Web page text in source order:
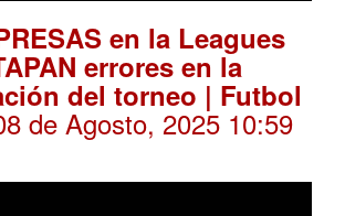
en la Leagues
errores en la
del torneo | Futbol
de Agosto, 2025 10:59